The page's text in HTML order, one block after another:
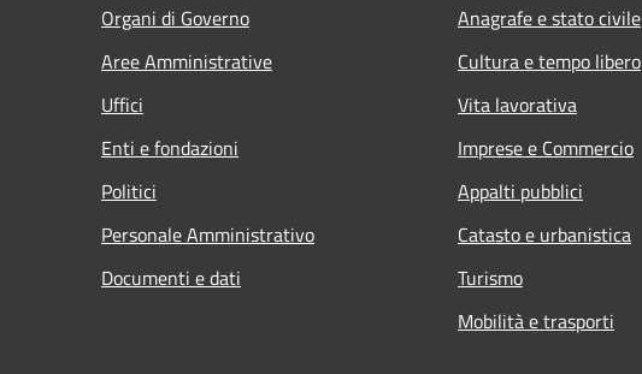
Organi di Governo
Aree Amministrative
Uffici
Enti e fondazioni
Politici
Personale Amministrativo
Documenti e dati
Anagrafe e stato civile
Cultura e tempo libero
Vita lavorativa
Imprese e Commercio
Appalti pubblici
Catasto e urbanistica
Turismo
Mobilità e trasporti